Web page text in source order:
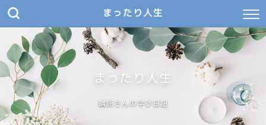
まったり人生
まったり人生
嘱託さんの学び日記